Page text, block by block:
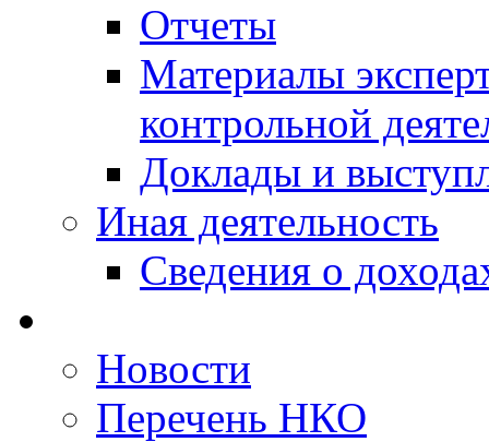
Отчеты
Материалы
контрольной
Доклады и
Иная деятельность
Сведения о
Новости
Перечень НКО